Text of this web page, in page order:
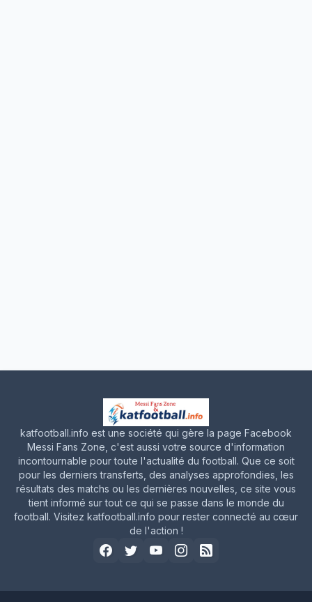
katfootball.info est une société qui gère la page Facebook
Messi Fans Zone, c'est aussi votre source d'information
incontournable pour toute l'actualité du football. Que ce soit
pour les derniers transferts, des analyses approfondies, les
résultats des matchs ou les dernières nouvelles, ce site vous
tient informé sur tout ce qui se passe dans le monde du
football. Visitez katfootball.info pour rester connecté au cœur
de l'action !